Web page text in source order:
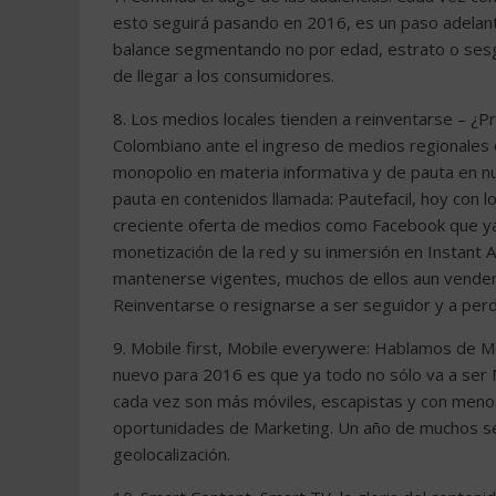
esto seguirá pasando en 2016, es un paso
balance segmentando no por edad, estrato o
de llegar a los consumidores.
8. Los medios locales tienden a reinventarse –
Colombiano ante el ingreso de medios
monopolio en materia informativa y de pauta en
pauta en contenidos llamada: Pautefacil, hoy con
creciente oferta de medios como Facebook que
monetización de la red y su inmersión en Instant
mantenerse vigentes, muchos de ellos aun
Reinventarse o resignarse a ser seguidor y a
9. Mobile first, Mobile everywere: Hablamos de
nuevo para 2016 es que ya todo no sólo va a ser
cada vez son más móviles, escapistas y con
oportunidades de Marketing. Un año de muchos
geolocalización.